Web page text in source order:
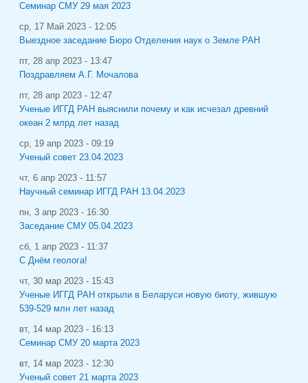
Семинар СМУ 29 мая 2023
ср, 17 Май 2023 - 12:05
Выездное заседание Бюро Отделения наук о Земле РАН
пт, 28 апр 2023 - 13:47
Поздравляем А.Г. Мочалова
пт, 28 апр 2023 - 12:47
Ученые ИГГД РАН выяснили почему и как исчезал древний
океан 2 млрд лет назад
ср, 19 апр 2023 - 09:19
Ученый совет 23.04.2023
чт, 6 апр 2023 - 11:57
Научный семинар ИГГД РАН 13.04.2023
пн, 3 апр 2023 - 16:30
Заседание СМУ 05.04.2023
сб, 1 апр 2023 - 11:37
С Днём геолога!
чт, 30 мар 2023 - 15:43
Ученые ИГГД РАН открыли в Беларуси новую биоту, жившую
539-529 млн лет назад
вт, 14 мар 2023 - 16:13
Семинар СМУ 20 марта 2023
вт, 14 мар 2023 - 12:30
Ученый совет 21 марта 2023